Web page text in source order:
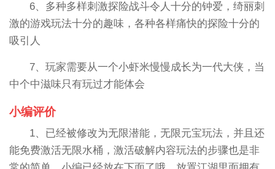
6、多种多样刺激探险战斗令人十分的钟爱，绮丽刺
激的游戏玩法十分的趣味，各种各样痛快的探险十分的
吸引人
7、玩家需要从一个小虾米慢慢成长为一代大侠，当
中个中滋味只有玩过才能体会
小编评价
1、已经被修改为无限潜能，无限元宝玩法，并且还
能免费激活无限水桶，激活破解内容玩法的步骤也是非